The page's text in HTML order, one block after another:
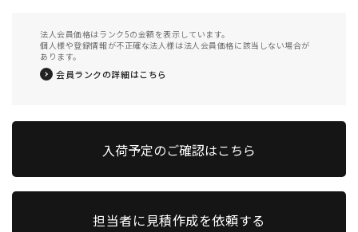
法人会員価格はランク5の金額を表示しています。
個人様や登録情報が不正確な法人様は法人会員価格に該当しない場合が
あります。
会員ランクの詳細はこちら
入荷予定のご確認はこちら
担当者に見積作成を依頼する